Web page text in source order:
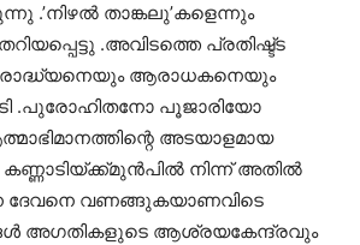
.’നിഴല്‍ താങ്കലു’കളെന്നും
.അവിടത്തെ പ്രതിഷ്ട്ട
ആരാധകനെയും
.പുരോഹിതനോ പൂജാരിയോ
അടയാളമായ
നിന്ന് അതില്‍
ദേവനെ വണങ്ങുകയാണവിടെ
അഗതികളുടെ ആശ്രയകേന്ദ്രവും